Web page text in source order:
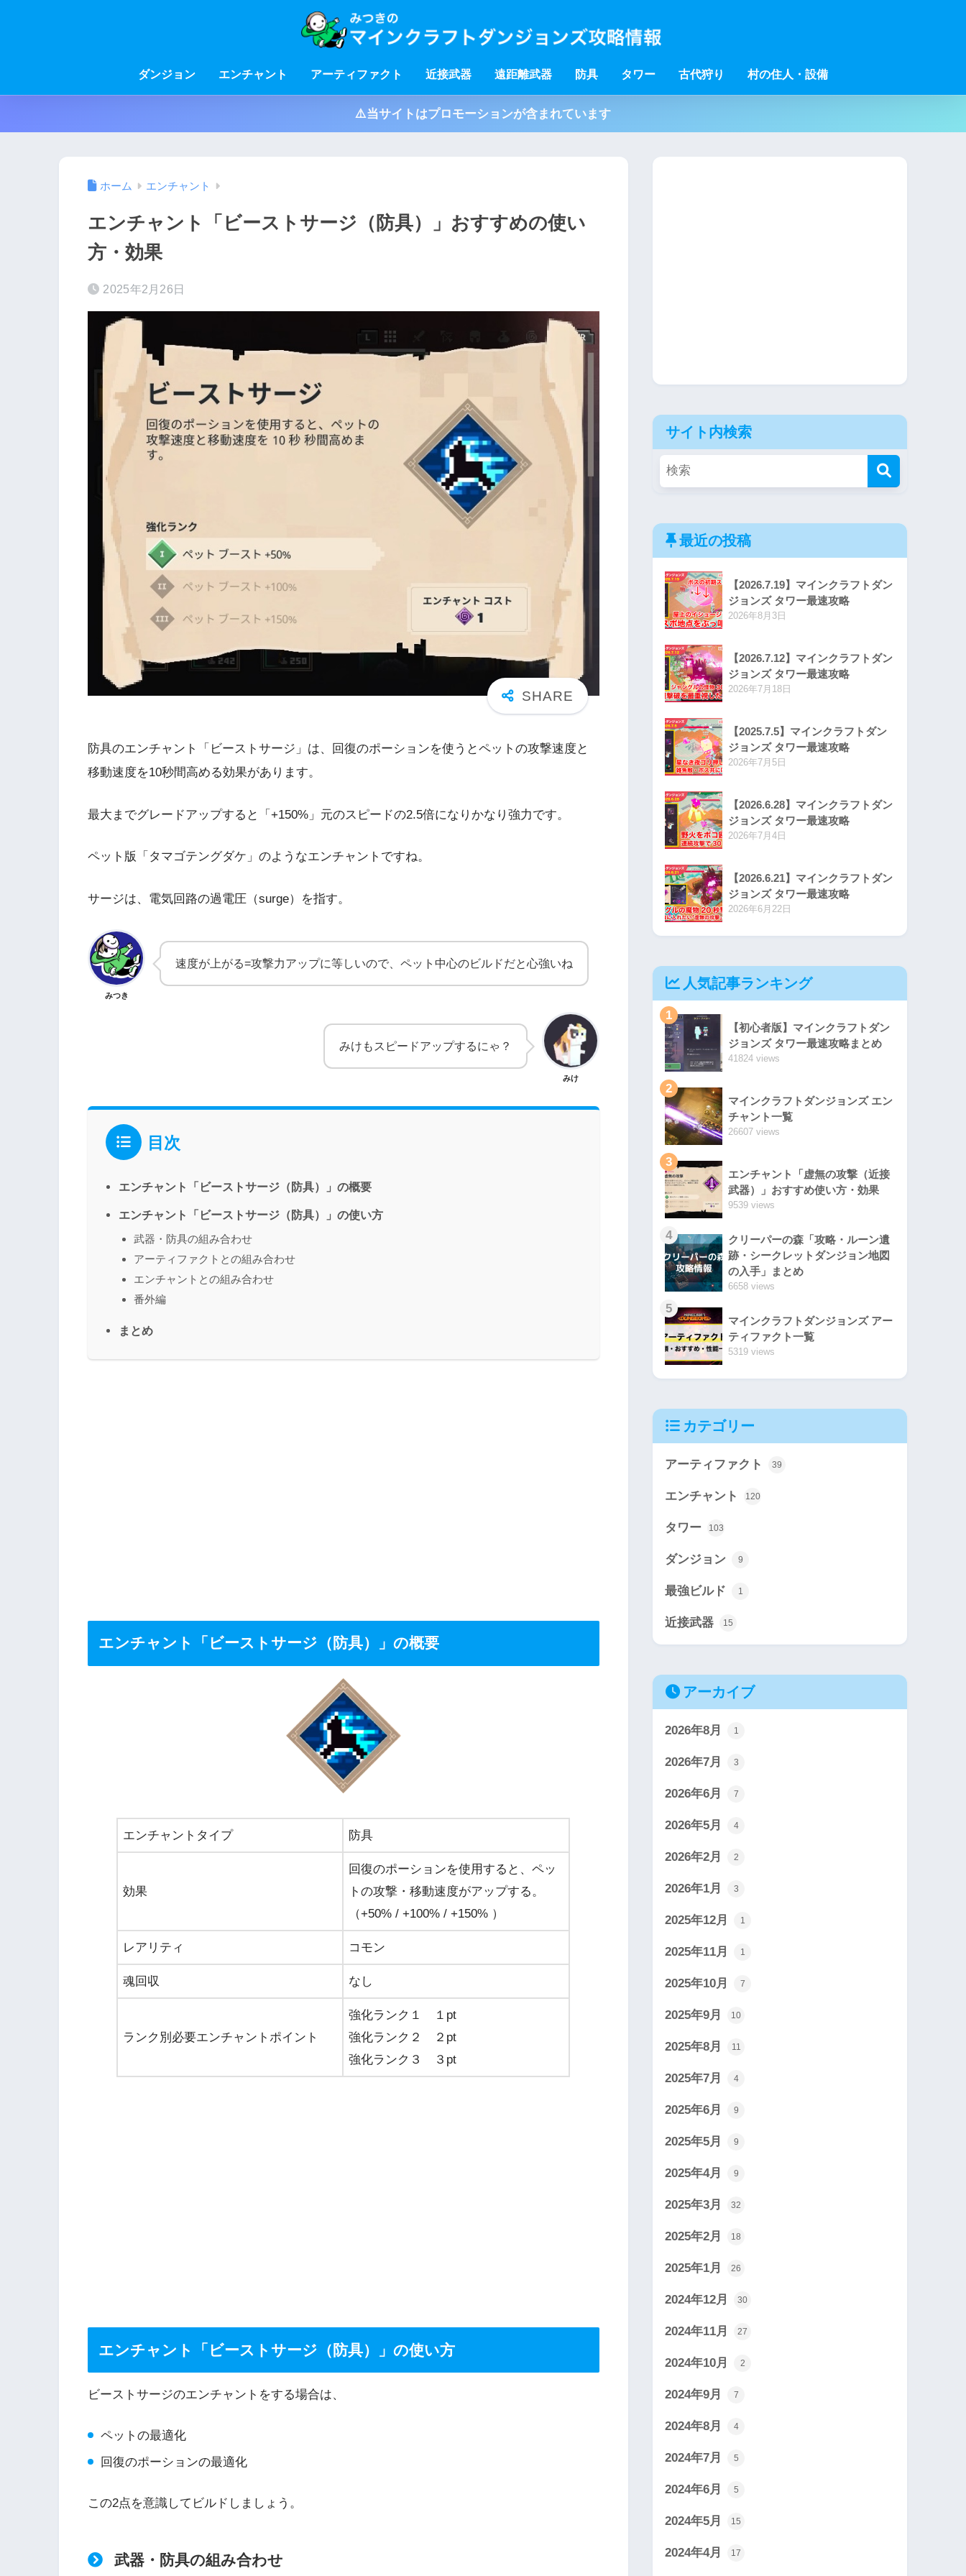
ダンジョン エンチャント アーティファクト 近接武器 遠距離武器 防具 タワー 古代狩り 村の住人・設備
⚠️当サイトはプロモーションが含まれています
ホーム エンチャント
エンチャント「ビーストサージ（防具）」おすすめの使い
方・効果
2025年2月26日
防具のエンチャント「ビーストサージ」は、回復のポーションを使うとペットの攻撃速度と
移動速度を10秒間高める効果があります。
最大までグレードアップすると「+150%」元のスピードの2.5倍になりかなり強力です。
ペット版「タマゴテングダケ」のようなエンチャントですね。
サージは、電気回路の過電圧（surge）を指す。
みつき
速度が上がる=攻撃力アップに等しいので、ペット中心のビルドだと心強いね
みけ
みけもスピードアップするにゃ？
目次
エンチャント「ビーストサージ（防具）」の概要
エンチャント「ビーストサージ（防具）」の使い方
武器・防具の組み合わせ
アーティファクトとの組み合わせ
エンチャントとの組み合わせ
番外編
まとめ
エンチャント「ビーストサージ（防具）」の概要
エンチャントタイプ 防具
効果
回復のポーションを使用すると、ペッ
トの攻撃・移動速度がアップする。
（+50% / +100% / +150% ）
レアリティ コモン
魂回収 なし
ランク別必要エンチャントポイント
強化ランク１ １pt
強化ランク２ ２pt
強化ランク３ ３pt
エンチャント「ビーストサージ（防具）」の使い方
ビーストサージのエンチャントをする場合は、
ペットの最適化
回復のポーションの最適化
この2点を意識してビルドしましょう。
武器・防具の組み合わせ
サイト内検索
最近の投稿
【2026.7.19】マインクラフトダン
ジョンズ タワー最速攻略
2026年8月3日
【2026.7.12】マインクラフトダン
ジョンズ タワー最速攻略
2026年7月18日
【2025.7.5】マインクラフトダン
ジョンズ タワー最速攻略
2026年7月5日
【2026.6.28】マインクラフトダン
ジョンズ タワー最速攻略
2026年7月4日
【2026.6.21】マインクラフトダン
ジョンズ タワー最速攻略
2026年6月22日
人気記事ランキング
1
【初心者版】マインクラフトダン
ジョンズ タワー最速攻略まとめ
41824 views
2
マインクラフトダンジョンズ エン
チャント一覧
26607 views
3
エンチャント「虚無の攻撃（近接
武器）」おすすめ使い方・効果
9539 views
4
クリーパーの森「攻略・ルーン遺
跡・シークレットダンジョン地図
の入手」まとめ
6658 views
5
マインクラフトダンジョンズ アー
ティファクト一覧
5319 views
カテゴリー
アーティファクト 39
エンチャント 120
タワー 103
ダンジョン 9
最強ビルド 1
近接武器 15
アーカイブ
2026年8月 1
2026年7月 3
2026年6月 7
2026年5月 4
2026年2月 2
2026年1月 3
2025年12月 1
2025年11月 1
2025年10月 7
2025年9月 10
2025年8月 11
2025年7月 4
2025年6月 9
2025年5月 9
2025年4月 9
2025年3月 32
2025年2月 18
2025年1月 26
2024年12月 30
2024年11月 27
2024年10月 2
2024年9月 7
2024年8月 4
2024年7月 5
2024年6月 5
2024年5月 15
2024年4月 17